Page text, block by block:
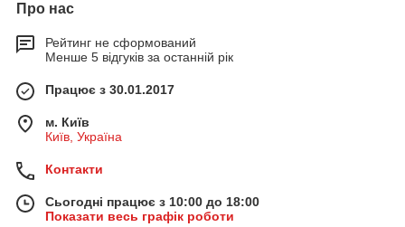
Про нас
Рейтинг не сформований
Менше 5 відгуків за останній рік
Працює з 30.01.2017
м. Київ
Київ, Україна
Контакти
Сьогодні працює з 10:00 до 18:00
Показати весь графік роботи